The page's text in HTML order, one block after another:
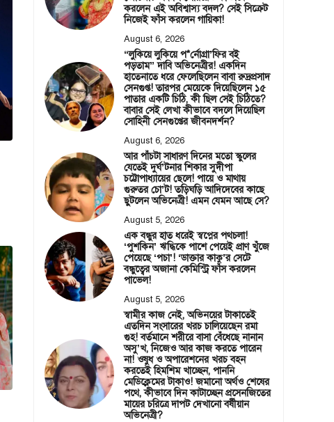
করলেন এই অবিশ্বাস্য বদল? সেই সিক্রেট
নিজেই ফাঁস করলেন গায়িকা!
August 6, 2026
“লুকিয়ে লুকিয়ে প*র্নোগ্রা’ফির বই
পড়তাম” দাবি অভিনেত্রীর! একদিন
হাতেনাতে ধরে ফেলেছিলেন বাবা রুদ্রপ্রসাদ
সেনগুপ্ত! তারপর মেয়েকে দিয়েছিলেন ১৫
পাতার একটি চিঠি, কী ছিল সেই চিঠিতে?
বাবার সেই লেখা কীভাবে বদলে দিয়েছিল
সোহিনী সেনগুপ্তের জীবনদর্শন?
August 6, 2026
আর পাঁচটা সাধারণ দিনের মতো স্কুলের
যেতেই দুর্ঘ’টনার শিকার সুদীপা
চট্টোপাধ্যায়ের ছেলে! পায়ে ও মাথায়
গুরুতর চো’ট! তড়িঘড়ি আদিদেবের কাছে
ছুটলেন অভিনেত্রী! এমন যেমন আছে সে?
August 5, 2026
এক বন্ধুর হাত ধরেই স্বপ্নের পথচলা!
‘পুশকিন’ ঋদ্ধিকে পাশে পেয়েই প্রাণ খুঁজে
পেয়েছে ‘পচা’! ‘ডাক্তার কাকু’র সেটে
বন্ধুত্বের অজানা কেমিস্ট্রি ফাঁস করলেন
পাভেল!
August 5, 2026
স্বামীর কাজ নেই, অভিনয়ের টাকাতেই
এতদিন সংসারের খরচ চালিয়েছেন রমা
গুহ! বর্তমানে শরীরে বাসা বেঁধেছে নানান
অসু’খ, নিজেও আর কাজ করতে পারেন
না! ওষুধ ও অপারেশনের খরচ বহন
করতেই হিমশিম খাচ্ছেন, পাননি
মেডিক্লেমের টাকাও! জমানো অর্থও শেষের
পথে, কীভাবে দিন কাটাচ্ছেন প্রসেনজিতের
মায়ের চরিত্রে দাপট দেখানো বর্ষীয়ান
অভিনেত্রী?